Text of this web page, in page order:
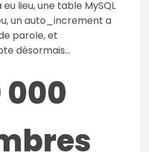
eu lieu, une table MySQL
un auto_increment a
parole, et
désormais...
000